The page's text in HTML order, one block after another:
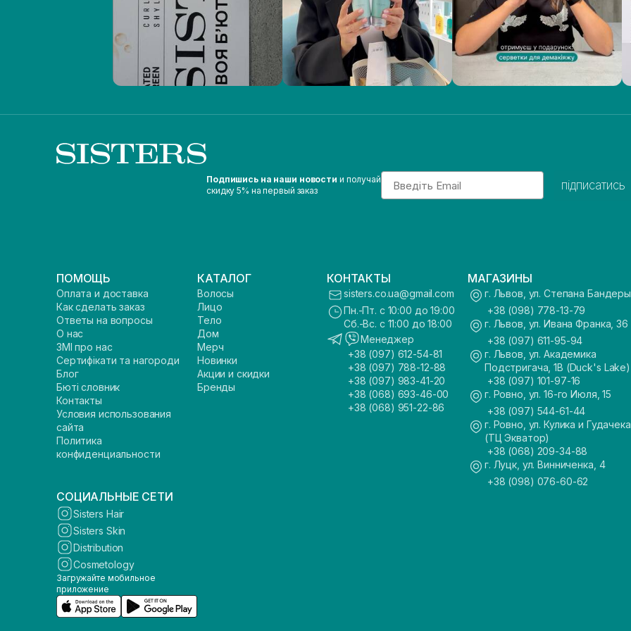
Подпишись на наши новости и получай
скидку 5% на первый заказ
Email
підписатись
ПОМОЩЬ
Оплата и доставка
Как сделать заказ
Ответы на вопросы
О нас
ЗМІ про нас
Сертифікати та нагороди
Блог
Бюті словник
Контакты
Условия использования
сайта
Политика
конфиденциальности
КАТАЛОГ
Волосы
Лицо
Тело
Дом
Мерч
Новинки
Акции и скидки
Бренды
КОНТАКТЫ
sisters.co.ua@gmail.com
Пн.-Пт. с 10:00 до 19:00
Сб.-Вс. с 11:00 до 18:00
Менеджер
+38 (097) 612-54-81
+38 (097) 788-12-88
+38 (097) 983-41-20
+38 (068) 693-46-00
+38 (068) 951-22-86
МАГАЗИНЫ
г. Львов, ул. Степана
+38 (098) 778-13-79
г. Львов, ул. Ивана Франка, 36
+38 (097) 611-95-94
г. Львов, ул. Академика
Подстригача, 1В (Duck's Lake)
+38 (097) 101-97-16
г. Ровно, ул. 16-го Июля, 15
+38 (097) 544-61-44
г. Ровно, ул. Кулика и
(ТЦ Экватор)
+38 (068) 209-34-88
г. Луцк, ул. Винниченка, 4
+38 (098) 076-60-62
СОЦИАЛЬНЫЕ СЕТИ
Sisters Hair
Sisters Skin
Distribution
Cosmetology
Загружайте мобильное
приложение